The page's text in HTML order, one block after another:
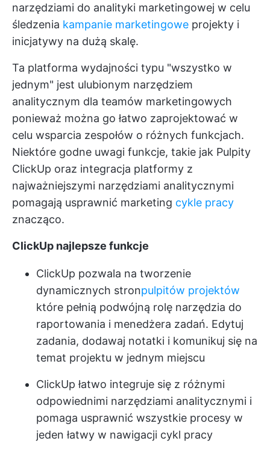
narzędziami do analityki marketingowej w celu
śledzenia kampanie marketingowe projekty i
inicjatywy na dużą skalę.
Ta platforma wydajności typu "wszystko w
jednym" jest ulubionym narzędziem
analitycznym dla teamów marketingowych
ponieważ można go łatwo zaprojektować w
celu wsparcia zespołów o różnych funkcjach.
Niektóre godne uwagi funkcje, takie jak Pulpity
ClickUp oraz integracja platformy z
najważniejszymi narzędziami analitycznymi
pomagają usprawnić marketing cykle pracy
znacząco.
ClickUp najlepsze funkcje
ClickUp pozwala na tworzenie
dynamicznych stronpulpitów projektów
które pełnią podwójną rolę narzędzia do
raportowania i menedżera zadań. Edytuj
zadania, dodawaj notatki i komunikuj się na
temat projektu w jednym miejscu
ClickUp łatwo integruje się z różnymi
odpowiednimi narzędziami analitycznymi i
pomaga usprawnić wszystkie procesy w
jeden łatwy w nawigacji cykl pracy